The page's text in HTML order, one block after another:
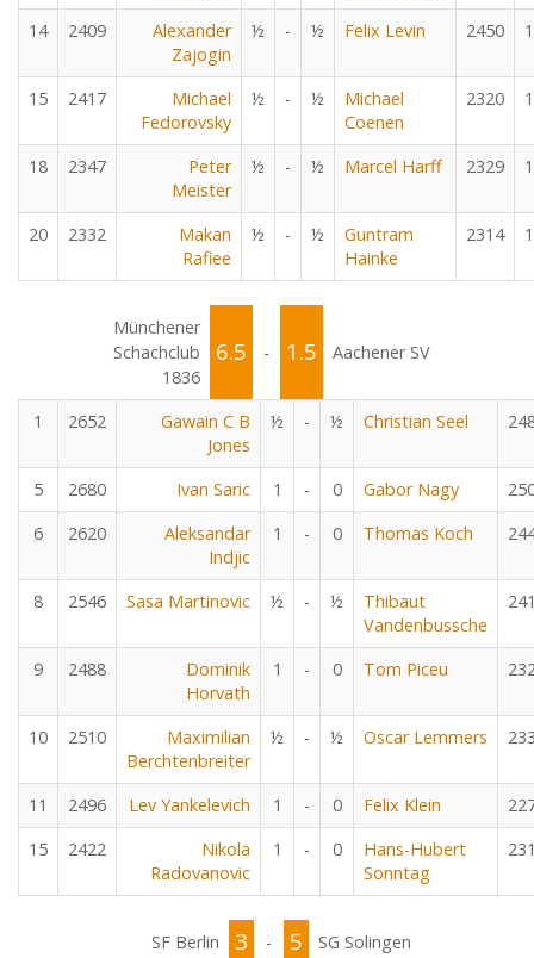
14 2409
Alexander
Zajogin
½ - ½ Felix Levin 2450
15 2417
Michael
Fedorovsky
½ - ½
Michael
Coenen
2320
18 2347
Peter
Meister
½ - ½ Marcel Harff 2329
20 2332
Makan
Rafiee
½ - ½
Guntram
Hainke
2314
Münchener
Schachclub
1836
6.5 - 1.5 Aachener SV
1 2652
Gawain C B
Jones
½ - ½ Christian Seel
5 2680 Ivan Saric 1 - 0 Gabor Nagy
6
2620
Aleksandar
Indjic
1 - 0 Thomas Koch
8 2546 Sasa Martinovic ½ - ½
Thibaut
Vandenbussche
9 2488
Dominik
Horvath
1 - 0 Tom Piceu
10 2510
Maximilian
Berchtenbreiter
½ - ½ Oscar Lemmers
11 2496 Lev Yankelevich 1 - 0 Felix Klein
15
2422
Nikola
Radovanovic
1 - 0
Hans-Hubert
Sonntag
SF Berlin 3 - 5
SG Solingen